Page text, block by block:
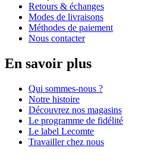
Retours & échanges
Modes de livraisons
Méthodes de paiement
Nous contacter
En savoir plus
Qui sommes-nous ?
Notre histoire
Découvrez nos magasins
Le programme de fidélité
Le label Lecomte
Travailler chez nous